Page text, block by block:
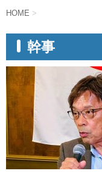
HOME >
幹事